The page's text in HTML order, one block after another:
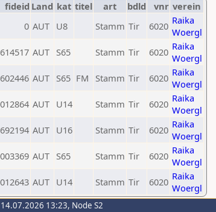
fideid Land kat titel art bdld vnr verein
0 AUT U8 Stamm Tir 6020 Raika
Woergl
AUT S65 Stamm Tir 6020 Raika
Woergl
AUT S65 FM Stamm Tir 6020 Raika
Woergl
AUT U14 Stamm Tir 6020 Raika
Woergl
AUT U16 Stamm Tir 6020 Raika
Woergl
AUT S65 Stamm Tir 6020 Raika
Woergl
AUT U14 Stamm Tir 6020 Raika
Woergl
14.07.2026 13:23, Node S2